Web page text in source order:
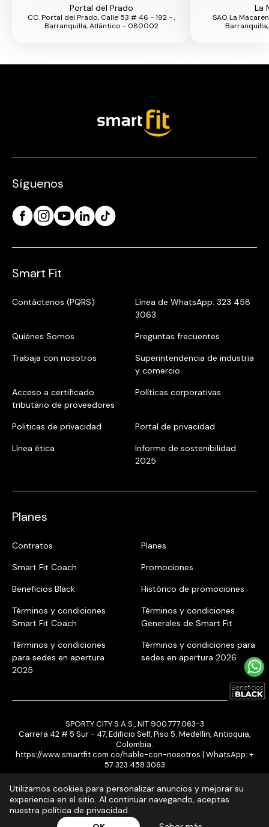
Portal del Prado
CC. Portal del Prado, Calle 53 # 46 - 192 - ,
Barranquilla, Atlántico - 080002
La
SAO La
Síguenos
Smart Fit
Contáctenos (PQRS)
Línea de WhatsApp: 323 458
3063
Quiénes Somos
Preguntas frecuentes
Trabaja con nosotros
Superintendencia de industria
y comercio
Acceso a certificado
tributario de proveedores
Políticas corporativas
Politicas de privacidad
Portal de privacidad
Línea ética
Informe de sostenibilidad
2025
Planes
Contratos
Planes
Smart Fit Coach
Promociones
Beneficios Black
Histórico de promociones
Términos y condiciones
Smart Fit Coach
Términos y condiciones
Generales de Smart Fit
Términos y condiciones
para sedes en apertura
2025
Términos y condiciones para
sedes en apertura 2026
SPORTY CITY S.A.S., NIT 900.777.063-3
Carrera 42 # 5 Sur - 47, Edificio Self, Piso 5. Medellín, Antioquia,
Colombia.
https://www.smartfit.com.co/hable-con-nosotros | WhatsApp: +
57 323 458 3063
Utilizamos cookies para personalizar anuncios y mejorar su
experiencia en el sitio. Al continuar navegando, aceptas
nuestra política de privacidad.